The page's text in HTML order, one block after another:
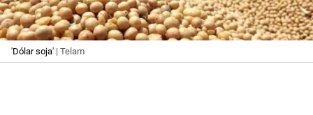
'Dólar soja' | Telam